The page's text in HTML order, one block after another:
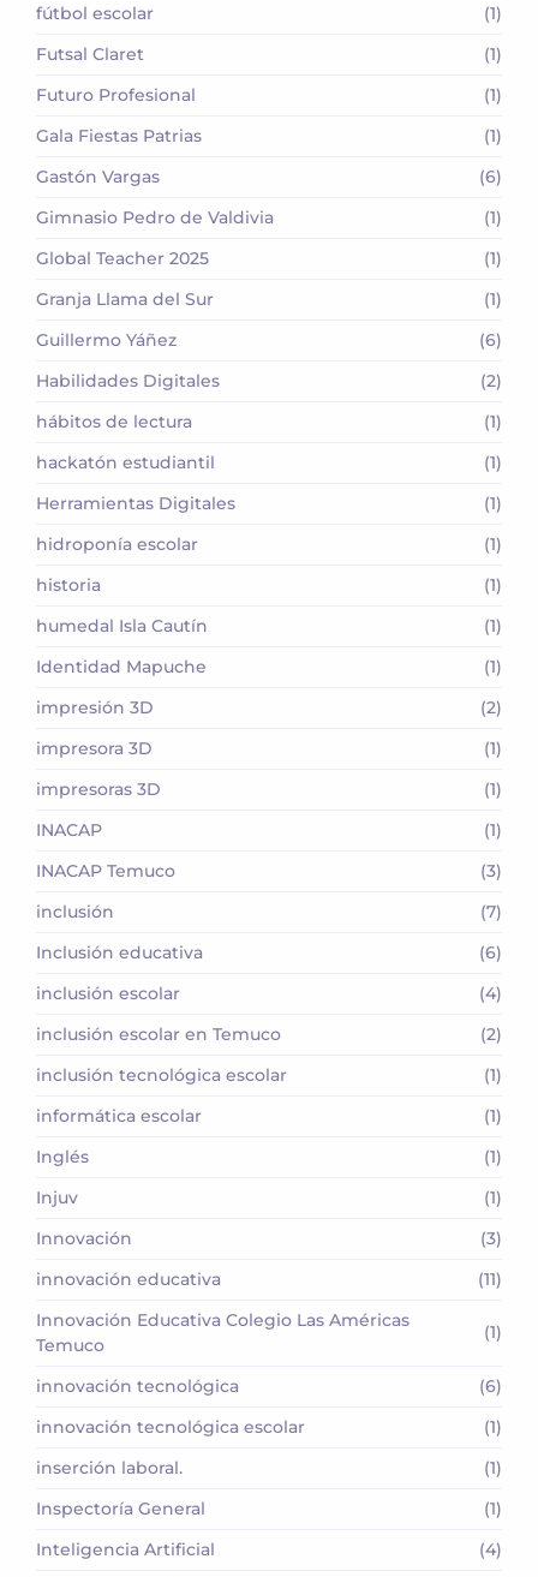
fútbol escolar
(1)
Futsal Claret
(1)
Futuro Profesional
(1)
Gala Fiestas Patrias
(1)
Gastón Vargas
(6)
Gimnasio Pedro de Valdivia
(1)
Global Teacher 2025
(1)
Granja Llama del Sur
(1)
Guillermo Yáñez
(6)
Habilidades Digitales
(2)
hábitos de lectura
(1)
hackatón estudiantil
(1)
Herramientas Digitales
(1)
hidroponía escolar
(1)
historia
(1)
humedal Isla Cautín
(1)
Identidad Mapuche
(1)
impresión 3D
(2)
impresora 3D
(1)
impresoras 3D
(1)
INACAP
(1)
INACAP Temuco
(3)
inclusión
(7)
Inclusión educativa
(6)
inclusión escolar
(4)
inclusión escolar en Temuco
(2)
inclusión tecnológica escolar
(1)
informática escolar
(1)
Inglés
(1)
Injuv
(1)
Innovación
(3)
innovación educativa
(11)
Innovación Educativa Colegio Las Américas
Temuco
(1)
innovación tecnológica
(6)
innovación tecnológica escolar
(1)
inserción laboral.
(1)
Inspectoría General
(1)
Inteligencia Artificial
(4)